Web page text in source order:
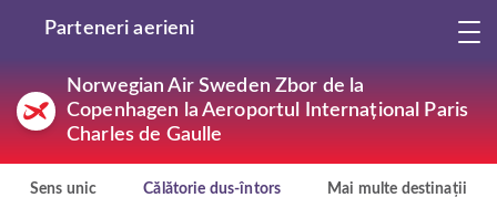
Parteneri aerieni
Norwegian Air Sweden Zbor de la
Copenhagen la Aeroportul Internațional Paris
Charles de Gaulle
Sens unic Călătorie dus-întors Mai multe destinații